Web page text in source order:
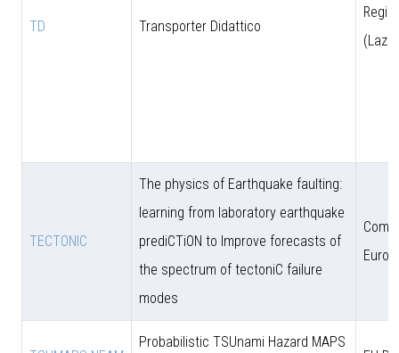
TD Transporter Didattico
TECTONIC
The physics of Earthquake faulting:
learning from laboratory earthquake
prediCTiON to Improve forecasts of
the spectrum of tectoniC failure
modes
Probabilistic TSUnami Hazard MAPS